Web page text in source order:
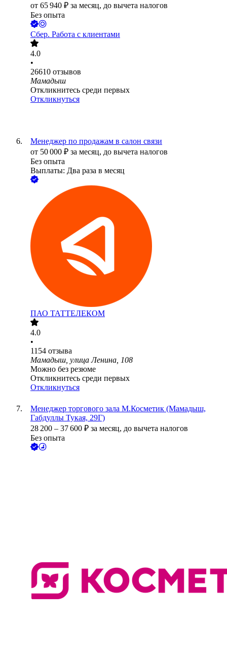
от 65 940 ₽ за месяц, до вычета налогов
Без опыта
Сбер. Работа с клиентами
4.0
•
26610 отзывов
Мамадыш
Откликнитесь среди первых
Откликнуться
Менеджер по продажам в салон связи
от 50 000 ₽ за месяц, до вычета налогов
Без опыта
Выплаты: Два раза в месяц
ПАО ТАТТЕЛЕКОМ
4.0
•
1154 отзыва
Мамадыш, улица Ленина, 108
Можно без резюме
Откликнитесь среди первых
Откликнуться
Менеджер торгового зала М.Косметик (Мамадыш,
Габдуллы Тукая, 29Г)
28 200 – 37 600 ₽ за месяц, до вычета налогов
Без опыта